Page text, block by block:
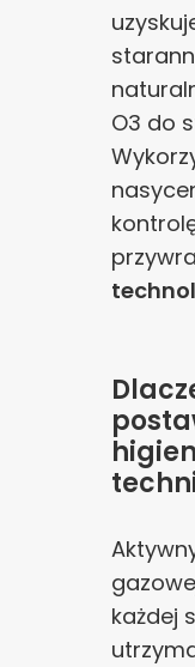
O3 do
każdej